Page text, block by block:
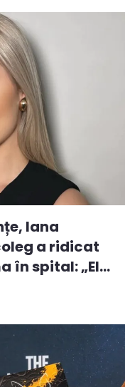
Iana
a ridicat
în spital: „El